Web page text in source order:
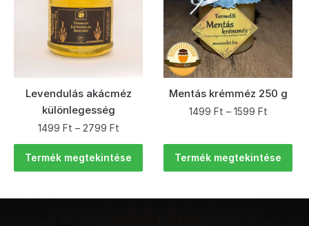
Levendulás akácméz
különlegesség
1499 Ft – 2799 Ft
Termék megtekintése
Mentás krémméz 250 g
1499 Ft – 1599 Ft
Termék megtekintése